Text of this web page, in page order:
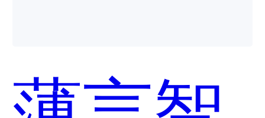
用？